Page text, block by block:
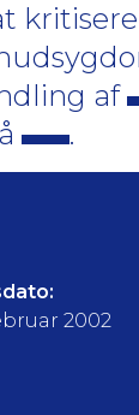
kritisere
af
.
2002